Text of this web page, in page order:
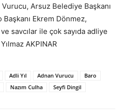
Arsuz Belediye Başkanı
Başkanı Ekrem Dönmez,
savcılar ile çok sayıda adliye
AKPINAR
Adli Yıl Adnan Vurucu
Baro
Nazım Culha Seyfi Dingil